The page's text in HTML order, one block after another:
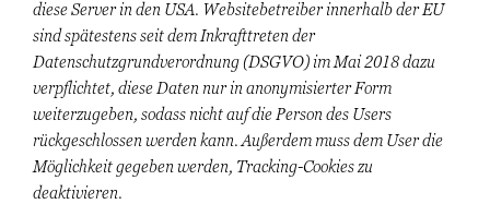
diese Server in den USA. Websitebetreiber innerhalb der EU
sind spätestens seit dem Inkrafttreten der
Datenschutzgrundverordnung (DSGVO) im Mai 2018 dazu
verpflichtet, diese Daten nur in anonymisierter Form
weiterzugeben, sodass nicht auf die Person des Users
rückgeschlossen werden kann. Außerdem muss dem User die
Möglichkeit gegeben werden, Tracking-Cookies zu
deaktivieren.